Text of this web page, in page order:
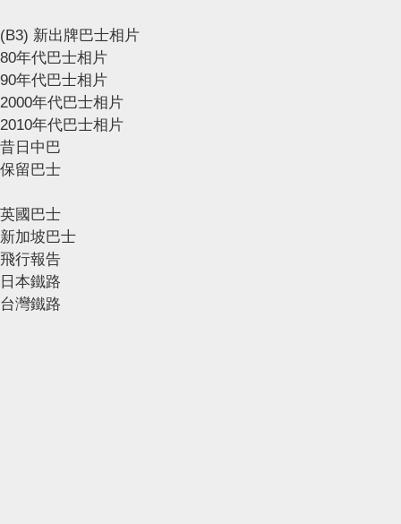
(B3) 新出牌巴士相片
80年代巴士相片
90年代巴士相片
2000年代巴士相片
2010年代巴士相片
昔日中巴
保留巴士
英國巴士
新加坡巴士
飛行報告
日本鐵路
台灣鐵路